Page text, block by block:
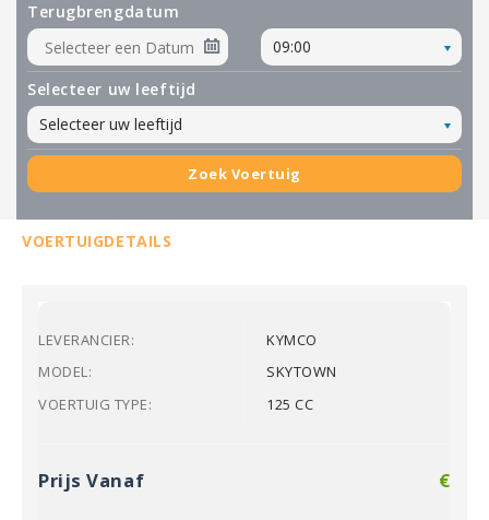
Terugbrengdatum
09:00
Selecteer uw leeftijd
Selecteer uw leeftijd
Zoek Voertuig
VOERTUIGDETAILS
LEVERANCIER:
KYMCO
MODEL:
SKYTOWN
VOERTUIG TYPE:
125 CC
Prijs Vanaf €